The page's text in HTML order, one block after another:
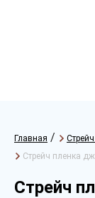
Главная /
Стрейч пленка
Стрейч